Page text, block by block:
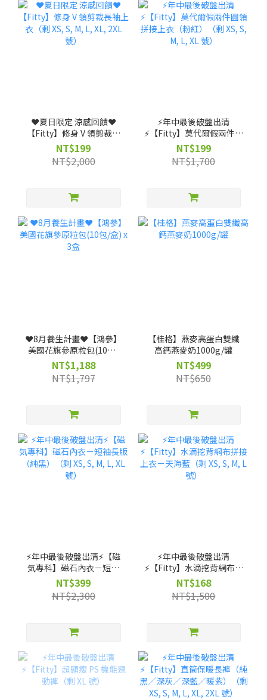
❤️夏日限定 涼感回饋❤️
【Fitty】修身 V 領剪裁長
袖上衣（剩 XS, S, M, L, XL,
2XL 號）
NT$199
NT$2,000
⚡️年中最後破盤出清
⚡️【Fitty】莫代爾假兩件圓
領拼接上衣（粉紅）（剩
XS, S, M, L, XL 號）
NT$199
NT$1,700
❤️8月養生計畫❤️【鴻參】
美國花旗參原粒包(10包/
盒) x 3盒
NT$1,188
NT$1,797
【桂格】燕麥高蛋白雙纖
高鈣燕麥奶1000g/罐
NT$499
NT$650
⚡️年中最後破盤出清⚡️【磁
気專科】磁石內衣－短袖
長版（純黑）（剩 XS, S,
M, L, XL 號）
NT$399
NT$2,300
⚡️年中最後破盤出清
⚡️【Fitty】水滴挖背網布拼
接上衣－天海藍（剩 XS, S,
M, L 號）
NT$168
NT$1,500